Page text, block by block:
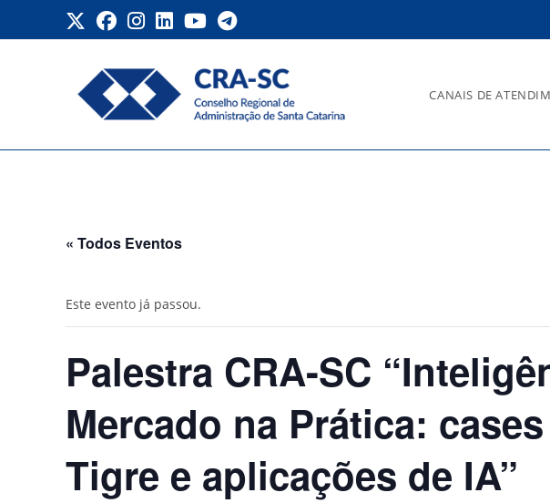
CANAIS DE
Palestra CRA-SC “Inteligência de
« Todos Eventos
Este evento já passou.
Palestra CRA-SC
Mercado na Prática:
Tigre e aplicações de IA”